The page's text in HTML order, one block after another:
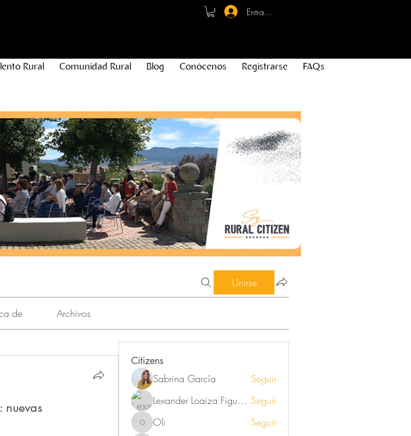
Entrar - Registro
Rural Comunidad Rural Blog Conócenos Registrarse FAQs
Unirse
de Archivos
nuevas
Citizens
Sabrina García
Seguir
Lexander Loaiza Figueroa Seguir
Oli Oli Seguir